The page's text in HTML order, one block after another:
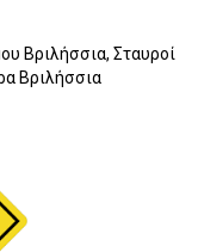
Βριλήσσια, Σταυροί
Βριλήσσια